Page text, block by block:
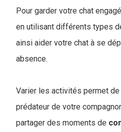
Pour garder votre chat
en utilisant différents types
ainsi aider votre chat à se
absence.
Varier les activités permet
prédateur de votre
partager des moments de